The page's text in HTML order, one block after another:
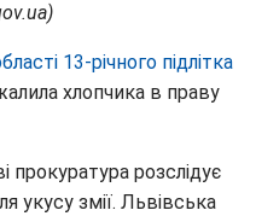
13-річного підлітка
хлопчика в праву
розслідує
укусу змії. Львівська